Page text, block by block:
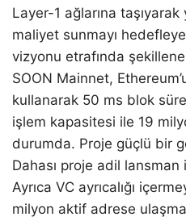
Layer-1 ağlarına
maliyet sunmayı
vizyonu etrafında
SOON Mainnet,
kullanarak 50 ms blok
işlem kapasitesi ile 19
durumda. Proje güçlü bir
Dahası proje adil lansman
Ayrıca VC ayrıcalığı
milyon aktif adrese